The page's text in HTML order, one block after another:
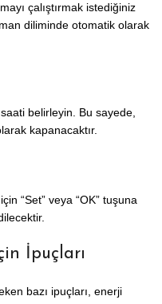
çalıştırmak istediğiniz
diliminde otomatik olarak
belirleyin. Bu sayede,
kapanacaktır.
“Set” veya “OK” tuşuna
İpuçları
bazı ipuçları, enerji